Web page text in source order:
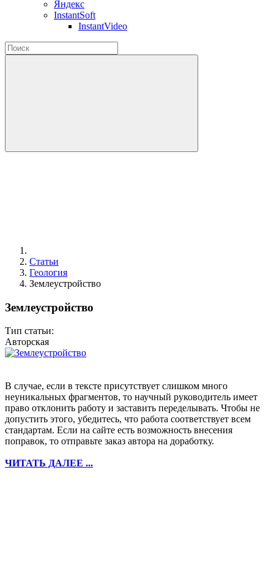
Яндекс
InstantSoft
InstantVideo
Статьи
Геология
Землеустройство
Землеустройство
Тип статьи:
Авторская
В случае, если в тексте присутствует слишком много
неуникальных фрагментов, то научный руководитель имеет
право отклонить работу и заставить переделывать. Чтобы не
допустить этого, убедитесь, что работа соответствует всем
стандартам. Если на сайте есть возможность внесения
поправок, то отправьте заказ автора на доработку.
ЧИТАТЬ ДАЛЕЕ ...